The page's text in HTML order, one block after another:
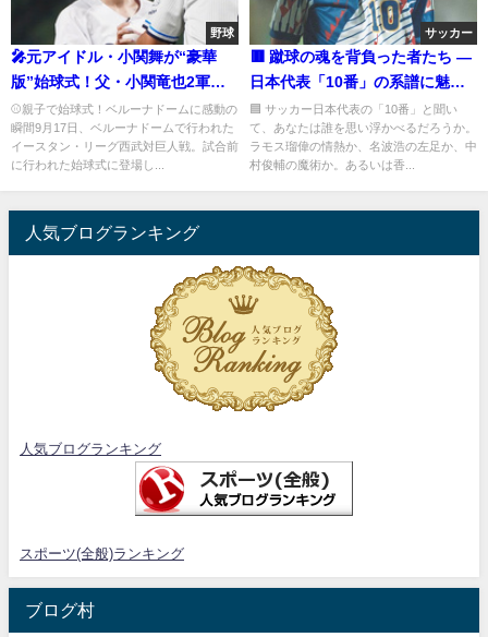
野球
🎤元アイドル・小関舞が“豪華
版”始球式！父・小関竜也2軍監
督との夢のバッテリーが実現
⚾親子で始球式！ベルーナドームに感動の
瞬間9月17日、ベルーナドームで行われた
イースタン・リーグ西武対巨人戦。試合前
に行われた始球式に登場し...
サッカー
🟥 蹴球の魂を背負った者たち ―
日本代表「10番」の系譜に魅せ
られて『蹴球列島の軌跡 ― 日本
サッカーの百年史』
🟦 サッカー日本代表の「10番」と聞い
て、あなたは誰を思い浮かべるだろうか。
ラモス瑠偉の情熱か、名波浩の左足か、中
村俊輔の魔術か。あるいは香...
人気ブログランキング
人気ブログランキング
スポーツ(全般)ランキング
ブログ村